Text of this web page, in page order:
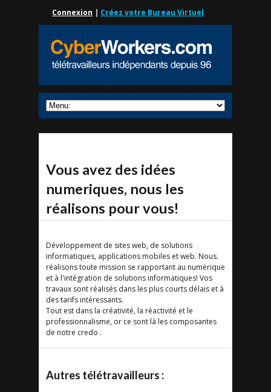
Connexion | Créez votre Bureau Virtuel
Vous avez des idées
numeriques, nous les
réalisons pour vous!
Développement de sites web, de solutions
informatiques, applications mobiles et web. Nous.
réalisons toute mission se rapportant au numérique
et à l'intégration de solutions informatiques! Vos
travaux sont réalisés dans les plus courts délais et à
des tarifs intéressants.
Tout est dans la créativité, la réactivité et le
professionnalisme, or ce sont là les composantes
de notre credo .
Autres télétravailleurs :